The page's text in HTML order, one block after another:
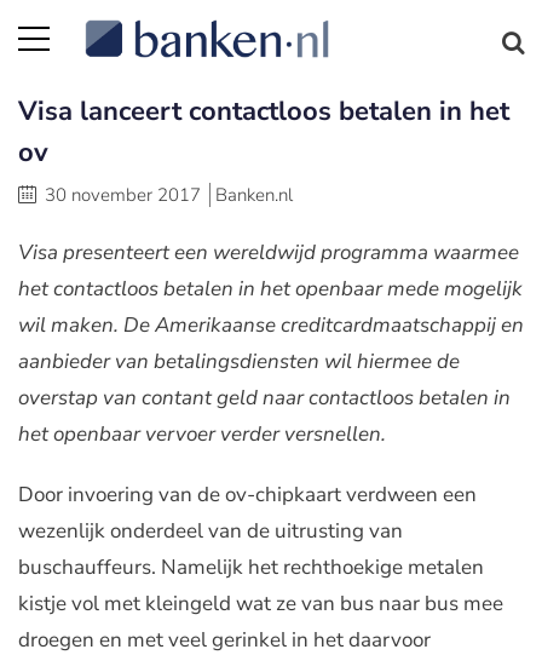
Visa lanceert contactloos betalen in het
ov
30 november 2017 Banken.nl
Visa presenteert een wereldwijd programma waarmee
het contactloos betalen in het openbaar mede mogelijk
wil maken. De Amerikaanse creditcardmaatschappij en
aanbieder van betalingsdiensten wil hiermee de
overstap van contant geld naar contactloos betalen in
het openbaar vervoer verder versnellen.
Door invoering van de ov-chipkaart verdween een
wezenlijk onderdeel van de uitrusting van
buschauffeurs. Namelijk het rechthoekige metalen
kistje vol met kleingeld wat ze van bus naar bus mee
droegen en met veel gerinkel in het daarvoor